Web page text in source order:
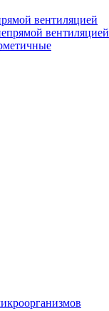
вентиляцией
вентиляцией